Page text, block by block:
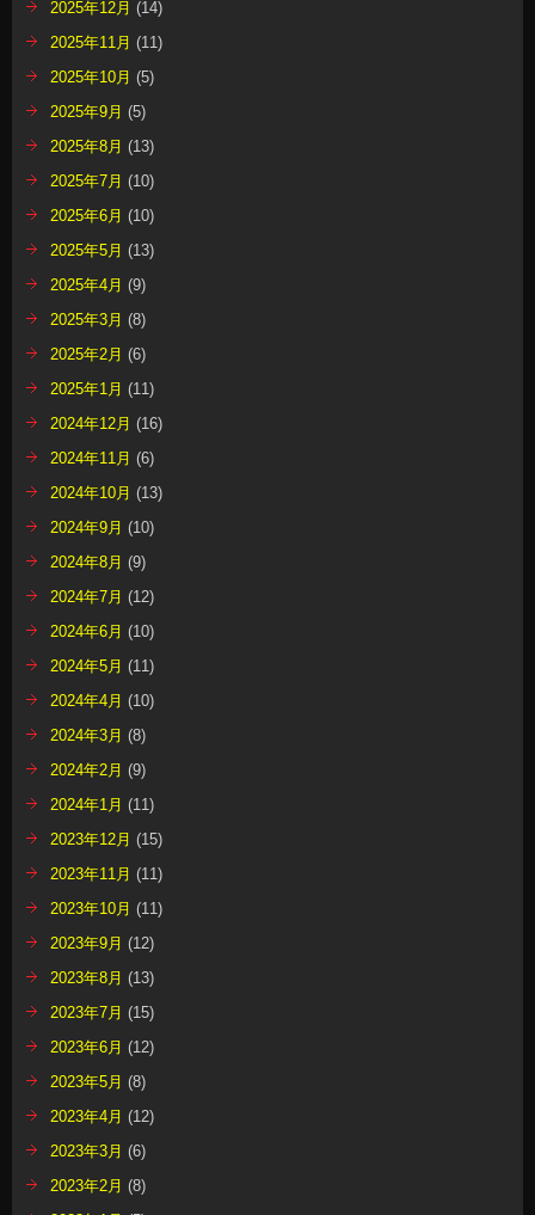
2025年12月 (14)
2025年11月 (11)
2025年10月 (5)
2025年9月 (5)
2025年8月 (13)
2025年7月 (10)
2025年6月 (10)
2025年5月 (13)
2025年4月 (9)
2025年3月 (8)
2025年2月 (6)
2025年1月 (11)
2024年12月 (16)
2024年11月 (6)
2024年10月 (13)
2024年9月 (10)
2024年8月 (9)
2024年7月 (12)
2024年6月 (10)
2024年5月 (11)
2024年4月 (10)
2024年3月 (8)
2024年2月 (9)
2024年1月 (11)
2023年12月 (15)
2023年11月 (11)
2023年10月 (11)
2023年9月 (12)
2023年8月 (13)
2023年7月 (15)
2023年6月 (12)
2023年5月 (8)
2023年4月 (12)
2023年3月 (6)
2023年2月 (8)